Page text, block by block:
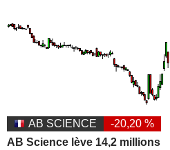
AB SCIENCE
-20,20 %
AB Science lève 14,2 millions